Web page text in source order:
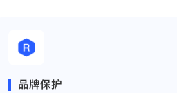
品牌保护